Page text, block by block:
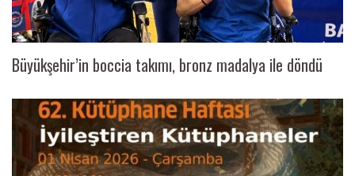
Büyükşehir’in boccia takımı, bronz madalya ile döndü